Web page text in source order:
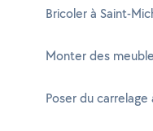
Bricoler à Saint-
Monter des
Poser du